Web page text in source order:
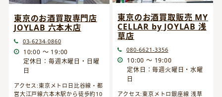
東京のお酒買取専門店
JOYLAB 六本木店
03-6234-0860
10:00 ～ 19:00
定休日：毎週木曜日・日曜
日
アクセス:東京メトロ日比谷線・都
営大江戸線六本木駅から徒歩約10
東京のお酒買取販売 MY
CELLAR by JOYLAB 浅
草店
080-6621-3356
10:00 ～ 19:00
定休日：毎週火曜日・水曜
日
アクセス:東京メトロ銀座線 浅草